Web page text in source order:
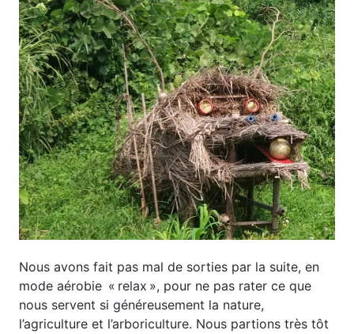
Nous avons fait pas mal de sorties par la suite, en
mode aérobie « relax », pour ne pas rater ce que
nous servent si généreusement la nature,
l’agriculture et l’arboriculture. Nous partions très tôt